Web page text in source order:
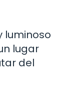
luminoso
lugar
del